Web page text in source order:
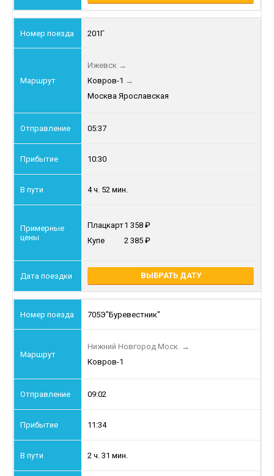
201Г
Ижевск →
Ковров-1 →
Москва Ярославская
05:37
10:30
4 ч. 52 мин.
Плацкарт1 358
Купе
2 385
ВЫБРАТЬ ДАТУ
705Э"Буревестник"
Нижний Новгород Моск. →
Ковров-1
09:02
11:34
2 ч. 31 мин.